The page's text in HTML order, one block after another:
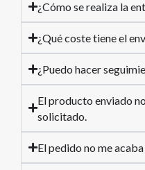
¿Cómo se realiza la
¿Qué coste tiene el
¿Puedo hacer
El producto enviado
solicitado.
El pedido no me